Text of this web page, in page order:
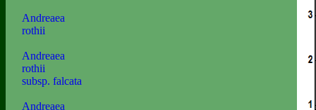
Andreaea
rothii
Andreaea
rothii
subsp. falcata
Andreaea